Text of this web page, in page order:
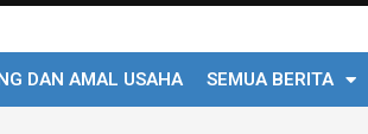
DAN AMAL USAHA SEMUA BERITA